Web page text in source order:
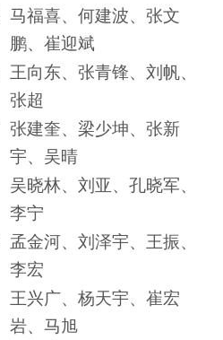
马福喜、何建波、张文
鹏、崔迎斌
王向东、张青锋、刘帆、
张超
张建奎、梁少坤、张新
宇、吴晴
吴晓林、刘亚、孔晓军、
李宁
孟金河、刘泽宇、王振、
李宏
王兴广、杨天宇、崔宏
岩、马旭